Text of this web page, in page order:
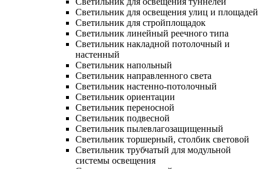
Светильник для освещения улиц и площадей
Светильник для стройплощадок
Светильник линейный реечного типа
Светильник накладной потолочный и
настенный
Светильник напольный
Светильник направленного света
Светильник настенно-потолочный
Светильник ориентации
Светильник переносной
Светильник подвесной
Светильник пылевлагозащищенный
Светильник торшерный, столбик световой
Светильник трубчатый для модульной
системы освещения